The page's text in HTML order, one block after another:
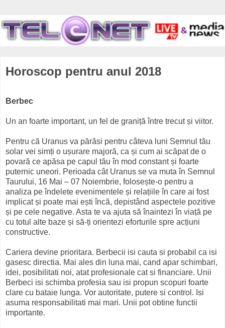
Horoscop pentru anul 2018
Berbec
Un an foarte important, un fel de graniță între trecut și viitor.
Pentru că Uranus va părăsi pentru câteva luni Semnul tău
solar vei simți o ușurare majoră, ca și cum ai scăpat de o
povară ce apăsa pe capul tău în mod constant și foarte
puternic uneori. Perioada cât Uranus se va muta în Semnul
Taurului, 16 Mai – 07 Noiembrie, folosește-o pentru a
analiza pe îndelete evenimentele și relațiile în care ai fost
implicat și poate mai ești încă, depistând aspectele pozitive
și pe cele negative. Asta te va ajuta să înaintezi în viață pe
cu totul alte baze și să-ți orientezi eforturile spre acțiuni
constructive.
Cariera devine prioritara. Berbecii isi cauta si probabil ca isi
gasesc directia. Mai ales din luna mai, cand apar schimbari,
idei, posibilitati noi, atat profesionale cat si financiare. Unii
Berbeci isi schimba profesia sau isi propun scopuri foarte
clare cu bataie lunga. Vor autoritate, putere si control. Isi
asuma responsabilitati mai mari. Unii pot obtine functii
importante.